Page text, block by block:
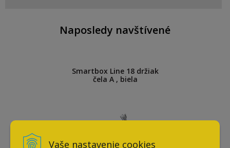
Vaše nastavenie cookies
Naposledy navštívené
Smartbox Line 18 držiak
čela A , biela